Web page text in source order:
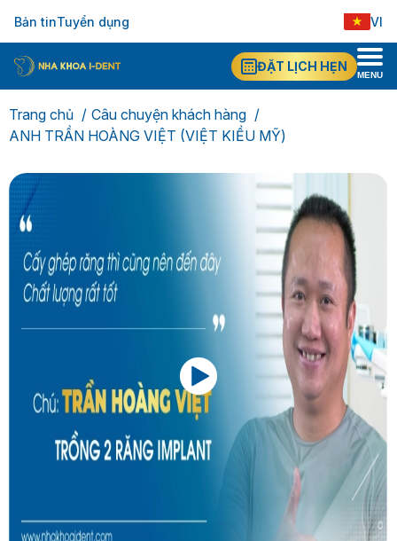
Bản tinTuyển dụng VI
ĐẶT LỊCH HẸN
MENU
Trang chủ
Câu chuyện khách hàng
ANH TRẦN HOÀNG VIỆT (VIỆT KIỀU MỸ)